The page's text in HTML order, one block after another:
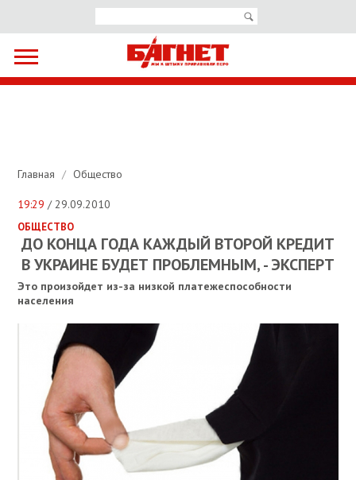
Главная / Общество
19:29 / 29.09.2010
ОБЩЕСТВО
ДО КОНЦА ГОДА КАЖДЫЙ ВТОРОЙ КРЕДИТ
В УКРАИНЕ БУДЕТ ПРОБЛЕМНЫМ, - ЭКСПЕРТ
Это произойдет из-за низкой платежеспособности
населения